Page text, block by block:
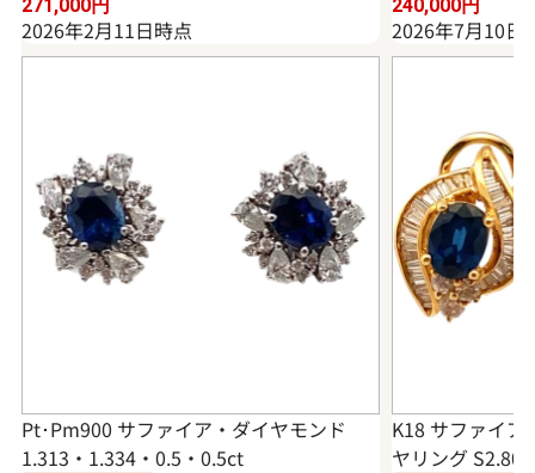
271,000円
2026年2月11日時点
240,000円
2026年7月10日
Pt･Pm900 サファイア・ダイヤモンド
1.313・1.334・0.5・0.5ct
K18 サファイ
ヤリング S2.80